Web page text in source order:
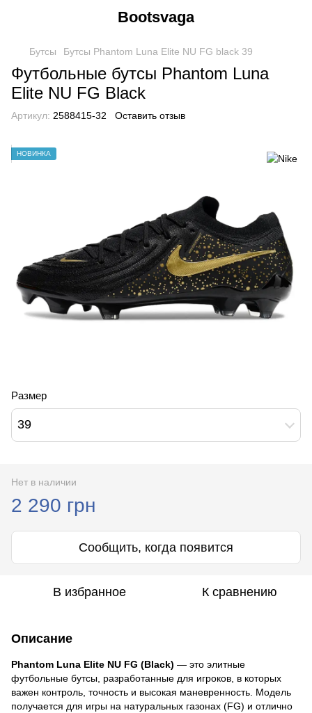
Bootsvaga
Бутсы Бутсы Phantom Luna Elite NU FG black 39
Футбольные бутсы Phantom Luna
Elite NU FG Black
Артикул: 2588415-32 Оставить отзыв
НОВИНКА
Размер
39
Нет в наличии
2 290 грн
Сообщить, когда появится
В избранное К сравнению
Описание
Phantom Luna Elite NU FG (Black) — это элитные
футбольные бутсы, разработанные для игроков, в которых
важен контроль, точность и высокая маневренность. Модель
получается для игры на натуральных газонах (FG) и отлично